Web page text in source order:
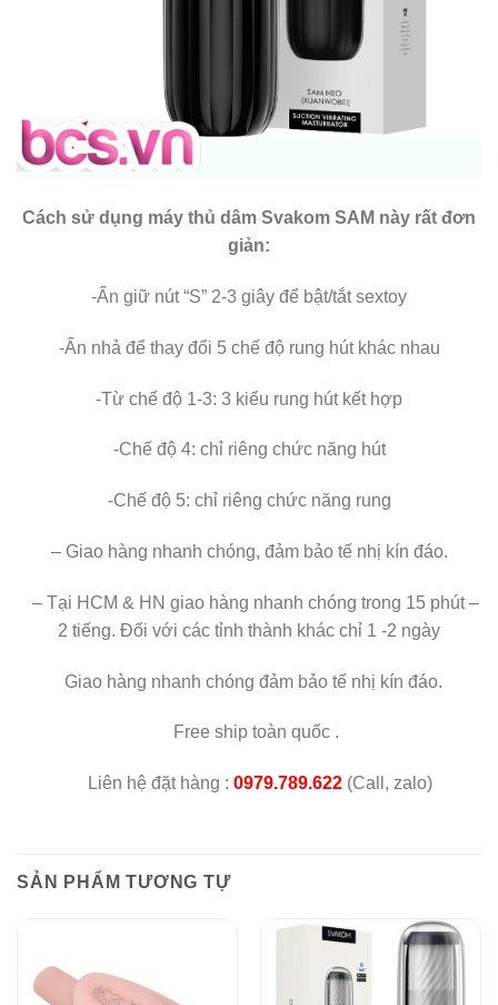
Cách sử dụng máy thủ dâm Svakom SAM này rất đơn
giản:
-Ấn giữ nút “S” 2-3 giây để bật/tắt sextoy
-Ấn nhả để thay đổi 5 chế độ rung hút khác nhau
-Từ chế độ 1-3: 3 kiểu rung hút kết hợp
-Chế độ 4: chỉ riêng chức năng hút
-Chế độ 5: chỉ riêng chức năng rung
– Giao hàng nhanh chóng, đảm bảo tế nhị kín đáo.
– Tại HCM & HN giao hàng nhanh chóng trong 15 phút –
2 tiếng. Đối với các tỉnh thành khác chỉ 1 -2 ngày
Giao hàng nhanh chóng đảm bảo tế nhị kín đáo.
Free ship toàn quốc .
Liên hệ đặt hàng : 0979.789.622 (Call, zalo)
SẢN PHẨM TƯƠNG TỰ